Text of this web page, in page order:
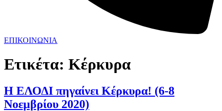
ΕΠΙΚΟΙΝΩΝΙΑ
Ετικέτα: Κέρκυρα
Η ΕΛΟΔΙ πηγαίνει Κέρκυρα! (6-8
Νοεμβρίου 2020)